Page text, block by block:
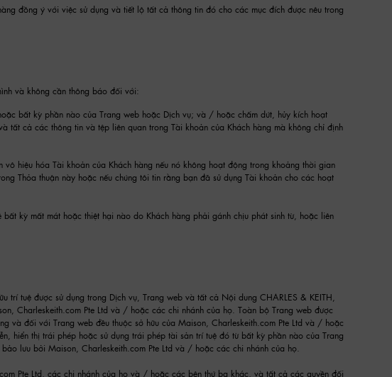
đồng ý với việc sử dụng và tiết lộ tất cả thông tin đó cho các mục đích được nêu trong
và không cần thông báo đối với:
bất kỳ phần nào của Trang web hoặc Dịch vụ; và / hoặc chấm dứt, hủy kích hoạt
tất cả các thông tin và tệp liên quan trong Tài khoản của Khách hàng mà không chỉ định
hiệu hóa Tài khoản của Khách hàng nếu nó không hoạt động trong khoảng thời gian
Thỏa thuận này hoặc nếu chúng tôi tin rằng bạn đã sử dụng Tài khoản cho các hoạt
kỳ mất mát hoặc thiệt hại nào do Khách hàng phải gánh chịu phát sinh từ, hoặc liên
tuệ được sử dụng trong Dịch vụ, Trang web và tất cả Nội dung CHARLES & KEITH,
Charleskeith.com Pte Ltd và / hoặc các chi nhánh của họ. Toàn bộ Trang web được
và đối với Trang web đều thuộc sở hữu của Maison, Charleskeith.com Pte Ltd và / hoặc
hiển thị trái phép hoặc sử dụng trái phép tài sản trí tuệ đó từ bất kỳ phần nào của Trang
lưu bởi Maison, Charleskeith.com Pte Ltd và / hoặc các chi nhánh của họ.
Pte Ltd, các chi nhánh của họ và / hoặc các bên thứ ba khác, và tất cả các quyền đối